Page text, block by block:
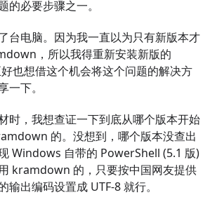
的必要步骤之一。
台电脑。因为我一直以为只有新版本才
，所以我得重新安装新版的
也想借这个机会将这个问题的解决方
一下。
时，我想查证一下到底从哪个版本开始
的。没想到，哪个版本没查出
Windows 自带的 PowerShell (5.1 版)
kramdown 的，只要按中国网友提供
输出编码设置成 UTF-8 就行。